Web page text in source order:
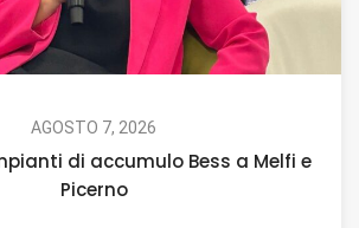
AGOSTO 7, 2026
di accumulo Bess a Melfi e
Picerno